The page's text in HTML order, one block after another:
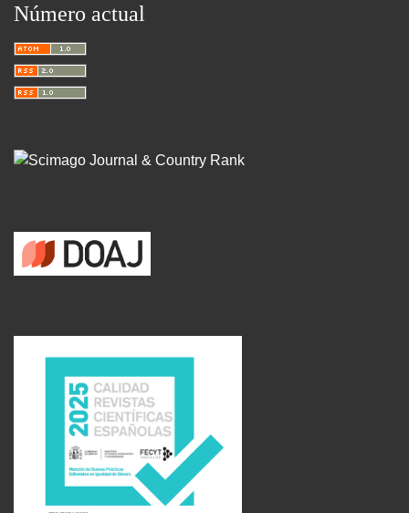
Número actual